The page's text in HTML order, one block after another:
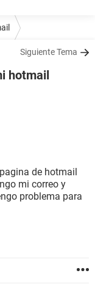
Siguiente Tema
hotmail
de hotmail
mi correo y
problema para